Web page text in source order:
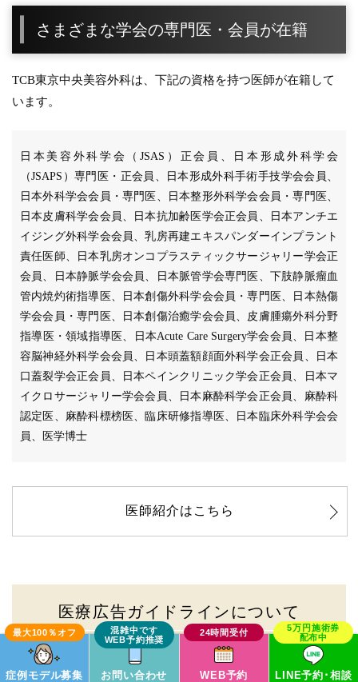
さまざまな学会の専門医・会員が在籍
TCB東京中央美容外科は、下記の資格を持つ医師が在籍して
います。
日本美容外科学会（JSAS）正会員、日本形成外科学会
（JSAPS）専門医・正会員、日本形成外科手術手技学会会員、
日本外科学会会員・専門医、日本整形外科学会会員・専門医、
日本皮膚科学会会員、日本抗加齢医学会正会員、日本アンチエ
イジング外科学会会員、乳房再建エキスパンダーインプラント
責任医師、日本乳房オンコプラスティックサージャリー学会正
会員、日本静脈学会会員、日本脈管学会専門医、下肢静脈瘤血
管内焼灼術指導医、日本創傷外科学会会員・専門医、日本熱傷
学会会員・専門医、日本創傷治癒学会会員、皮膚腫瘍外科分野
指導医・領域指導医、日本Acute Care Surgery学会会員、日本整
容脳神経外科学会会員、日本頭蓋額顔面外科学会正会員、日本
口蓋裂学会正会員、日本ペインクリニック学会正会員、日本マ
イクロサージャリー学会会員、日本麻酔科学会正会員、麻酔科
認定医、麻酔科標榜医、臨床研修指導医、日本臨床外科学会会
員、医学博士
医師紹介はこちら
医療広告ガイドラインについて
TCB東京中央美容外科では、医師監修のもと「医療広告
ガイドライン」に従い、以下の2点についてホームペー
症例モデル募集 お問い合わせ WEB予約 LINE予約･相談